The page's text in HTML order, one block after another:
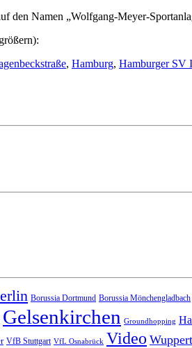
den Namen „Wolfgang-Meyer-
, Hamburg, Hamburger SV
Borussia Dortmund Borussia Mönchengladbach
Gelsenkirchen Groundhopping
VfB Stuttgart VfL Osnabrück Video